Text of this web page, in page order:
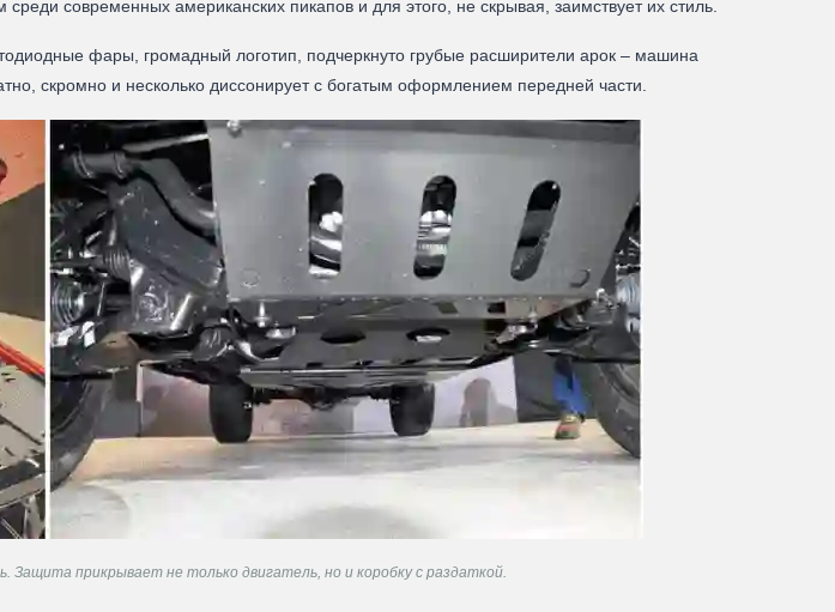
современных американских пикапов и для этого, не скрывая, заимствует их стиль.
фары, громадный логотип, подчеркнуто грубые расширители арок – машина
скромно и несколько диссонирует с богатым оформлением передней части.
прикрывает не только двигатель, но и коробку с раздаткой.